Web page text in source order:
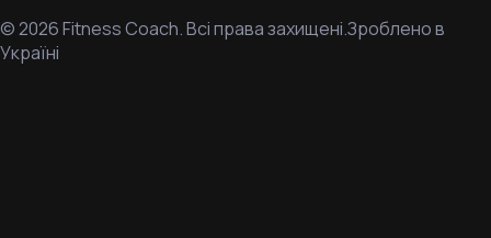
©2026Fitness Coach.Всі права захищені.Зроблено в
Україні